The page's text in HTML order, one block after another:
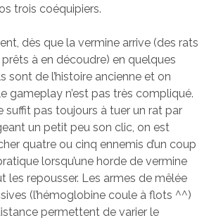
trois coéquipiers.
dès que la vermine arrive (des rats
à en découdre) en quelques
sont de l’histoire ancienne et on
gameplay n’est pas très compliqué.
suffit pas toujours à tuer un rat par
un petit peu son clic, on est
quatre ou cinq ennemis d’un coup
lorsqu’une horde de vermine
les repousser. Les armes de mêlée
(l’hémoglobine coule à flots ^^)
permettent de varier le